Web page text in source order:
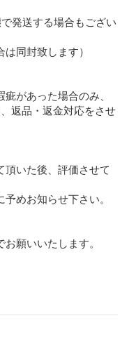
発送する場合もござい
同封致します）
があった場合のみ、
返品・返金対応をさせ
いた後、評価させて
めお知らせ下さい。
願いいたします。